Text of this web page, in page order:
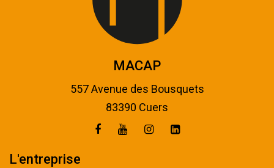
MACAP
557 Avenue des Bousquets
83390 Cuers
L'entreprise